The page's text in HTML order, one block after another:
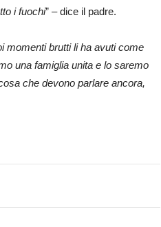
i fuochi” – dice il padre.
momenti brutti li ha avuti come
una famiglia unita e lo saremo
che devono parlare ancora,